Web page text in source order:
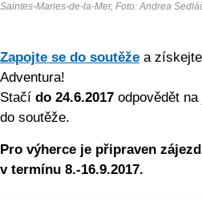
Saintes-Maries-de-la-Mer, Foto: Andrea
Zapojte se do soutěže a
Adventura!
Stačí do 24.6.2017 odpo­vědět
do soutěže.
Pro výherce je připraven
v termínu 8.-16.9.2017.